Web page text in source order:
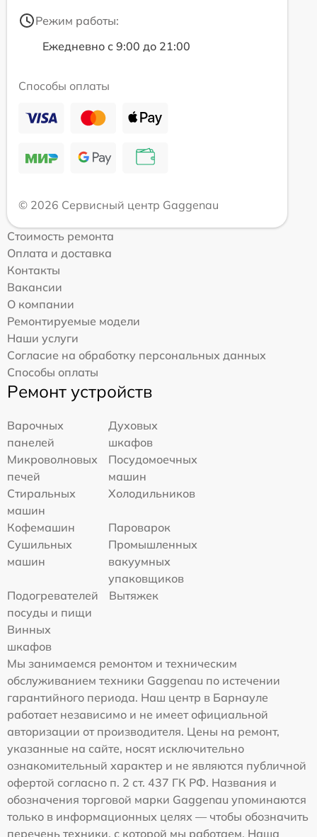
Режим работы:
Ежедневно с 9:00 до 21:00
Способы оплаты
© 2026 Сервисный центр Gaggenau
Стоимость ремонта
Оплата и доставка
Контакты
Вакансии
О компании
Ремонтируемые модели
Наши услуги
Согласие на обработку персональных данных
Способы оплаты
Ремонт устройств
Варочных
панелей
Духовых
шкафов
Микроволновых
печей
Посудомоечных
машин
Стиральных
машин
Холодильников
Кофемашин
Пароварок
Сушильных
машин
Промышленных
вакуумных
упаковщиков
Подогревателей
посуды и пищи
Вытяжек
Винных
шкафов
Мы занимаемся ремонтом и техническим
обслуживанием техники Gaggenau по истечении
гарантийного периода. Наш центр в Барнауле
работает независимо и не имеет официальной
авторизации от производителя. Цены на ремонт,
указанные на сайте, носят исключительно
ознакомительный характер и не являются публичной
офертой согласно п. 2 ст. 437 ГК РФ. Названия и
обозначения торговой марки Gaggenau упоминаются
только в информационных целях — чтобы обозначить
перечень техники, с которой мы работаем. Наша